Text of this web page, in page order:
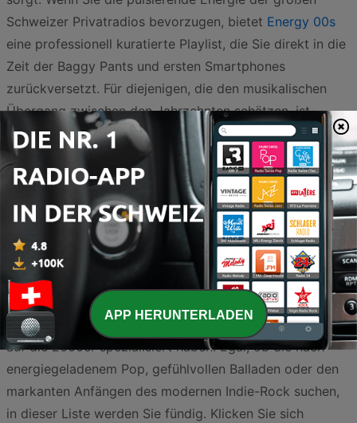
Schweizer Privatradios bevorzugen, bietet Energy 00s
eine professionell kuratierte Playlist, die Sie direkt in die
Zeit der Baggy Pants und ersten Smartphones
zurückversetzt. Für diejenigen, die den musikalischen
Übergang zwischen den Jahrzehnten schätzen, ist
Skuizz Hits 90s - 2000s
die perfekte Wahl, da hier die
Brücke zwischen den Eurodance-Klassikern und den
modernen Sounds des neuen Millenniums geschlagen
Neben den spezialisierten Themenkanälen gibt es auch
charmante Alternativen wie
Radio Soorsi
, die das Genre
in ihr Programm integrieren und so für eine authentische,
lokale Abwechslung im Äther sorgen. Die Schweiz bietet
eine beeindruckende Vielfalt an Radiostationen, die sich
auf die 2000er spezialisiert haben. Egal, ob Sie nach
energiegeladenem Pop, gefühlvollen Balladen oder den
markanten Anfängen des modernen Indie-Rock suchen,
in dieser Liste werden Sie fündig. Klicken Sie sich
APP HERUNTERLADEN